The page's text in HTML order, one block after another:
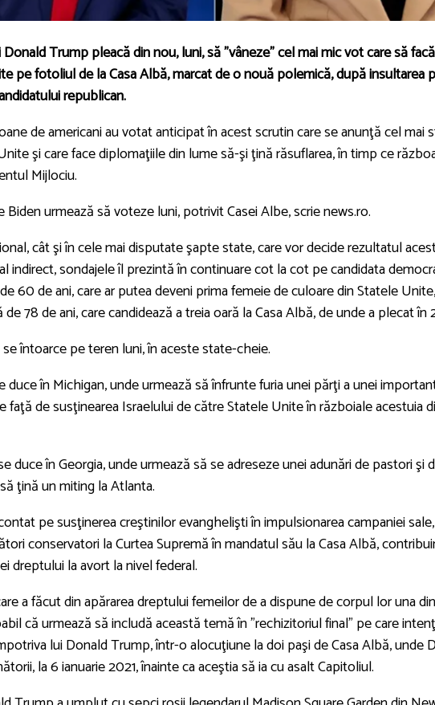
Donald Trump pleacă din nou, luni, să ”vâneze” cel mai mic vot care să
pe fotoliul de la Casa Albă, marcat de o nouă polemică, după insultarea
republican.
de americani au votat anticipat în acest scrutin care se anunţă cel mai
şi care face diplomaţiile din lume să-şi ţină răsuflarea, în timp ce
Mijlociu.
Biden urmează să voteze luni, potrivit Casei Albe, scrie news.ro.
cât şi în cele mai disputate şapte state, care vor decide rezultatul
indirect, sondajele îl prezintă în continuare cot la cot pe candidata
60 de ani, care ar putea deveni prima femeie de culoare din Statele
78 de ani, care candidează a treia oară la Casa Albă, de unde a plecat în
întoarce pe teren luni, în aceste state-cheie.
duce în Michigan, unde urmează să înfrunte furia unei părţi a unei
faţă de susţinearea Israelului de către Statele Unite în războiale acestuia
duce în Georgia, unde urmează să se adreseze unei adunări de pastori şi
ţină un miting la Atlanta.
pe susţinerea creştinilor evanghelişti în impulsionarea campaniei
conservatori la Curtea Supremă în mandatul său la Casa Albă,
dreptului la avort la nivel federal.
a făcut din apărarea dreptului femeilor de a dispune de corpul lor una
că urmează să includă această temă în ”rechizitoriul final” pe care
lui Donald Trump, într-o alocuţiune la doi paşi de Casa Albă, unde
la 6 ianuarie 2021, înainte ca aceştia să ia cu asalt Capitoliul.